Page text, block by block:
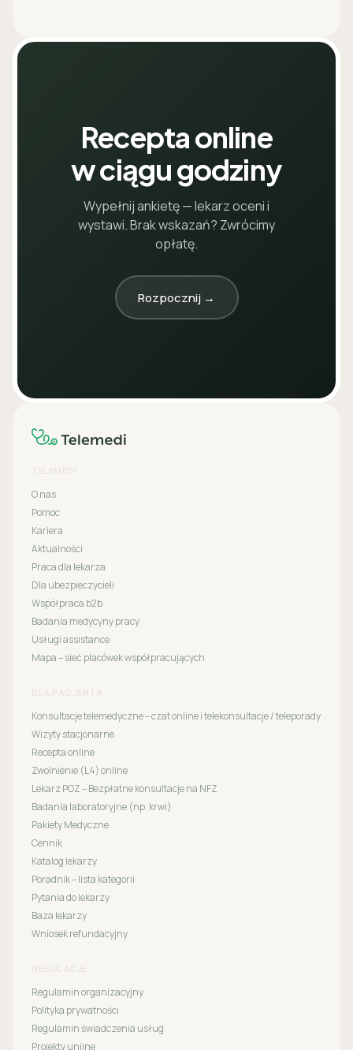
Recepta online
w ciągu godziny
Wypełnij ankietę — lekarz oceni i
wystawi. Brak wskazań? Zwrócimy
opłatę.
Rozpocznij →
TELEMEDI
O nas
Pomoc
Kariera
Aktualności
Praca dla lekarza
Dla ubezpieczycieli
Współpraca b2b
Badania medycyny pracy
Usługi assistance
Mapa – sieć placówek współpracujących
DLA PACJENTA
Konsultacje telemedyczne – czat online i telekonsultacje / teleporady
Wizyty stacjonarne
Recepta online
Zwolnienie (L4) online
Lekarz POZ – Bezpłatne konsultacje na NFZ
Badania laboratoryjne (np. krwi)
Pakiety Medyczne
Cennik
Katalog lekarzy
Poradnik – lista kategorii
Pytania do lekarzy
Baza lekarzy
Wniosek refundacyjny
REGULACJE
Regulamin organizacyjny
Polityka prywatności
Regulamin świadczenia usług
Projekty unijne